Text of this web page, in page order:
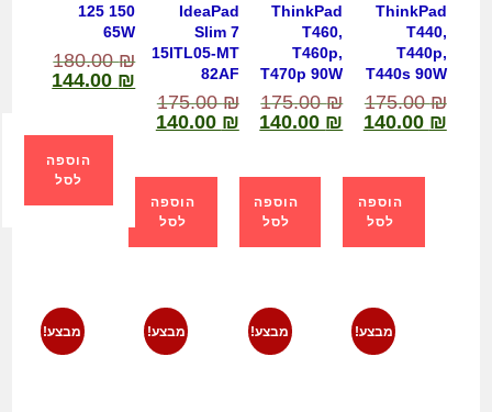
ThinkPad
T440,
T440p,
T440s 90W
175.00₪
140.00 ₪
הוספה
לסל
ThinkPad
T460,
T460p,
T470p 90W
175.00₪
140.00 ₪
הוספה
לסל
IdeaPad
Slim 7
15ITL05-MT
82AF
175.00₪
140.00 ₪
הוספה
לסל
125 150
65W
180.00₪
144.00 ₪
הוספה
לסל
מבצע! מבצע! מבצע! מבצע!